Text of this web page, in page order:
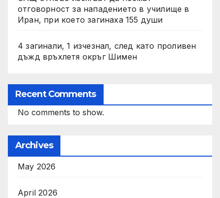
отговорност за нападението в училище в
Иран, при което загинаха 155 души
4 загинали, 1 изчезнал, след като проливен
дъжд връхлетя окръг Шимен
Recent Comments
No comments to show.
Archives
May 2026
April 2026